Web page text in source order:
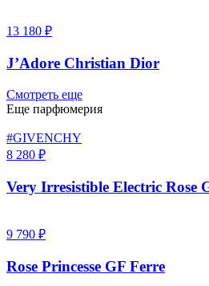
13 180 ₽
J’Adore Christian Dior
Смотреть еще
Еще парфюмерия
#GIVENCHY
8 280 ₽
Very Irresistible Electric Rose
9 790 ₽
Rose Princesse GF Ferre